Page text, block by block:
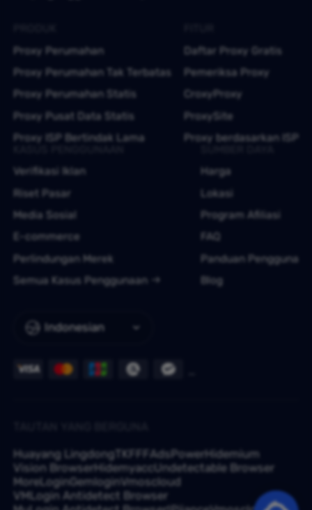
Indonesian
Proxy Perumahan
Proxy Perumahan Tak Terbatas
Proxy Perumahan Statis
Proxy Pusat Data Statis
Proxy ISP Bertindak Lama
Daftar Proxy Gratis
Pemeriksa Proxy
CroxyProxy
ProxySite
Proxy berdasarkan ISP
Verifikasi Iklan
Riset Pasar
Media Sosial
E-commerce
Perlindungan Merek
Semua Kasus Penggunaan
Harga
Lokasi
Program Afiliasi
FAQ
Panduan Pengguna
Blog
Huayang Lingdong TKFFF AdsPowerHidemium
Vision BrowserHidemyaccUndetectable Browser
MoreLoginGemlogin Vmoscloud
VMLogin Antidetect Browser